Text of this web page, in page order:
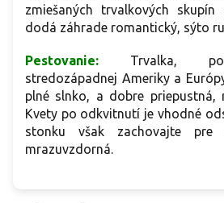
zmiešaných trvalkových
dodá záhrade romantický, sýto
Pestovanie: Trvalka,
stredozápadnej Ameriky a
plné slnko, a dobre priepustná,
Kvety po odkvitnutí je vhodné
stonku však zachovajte pre
mrazuvzdorná.